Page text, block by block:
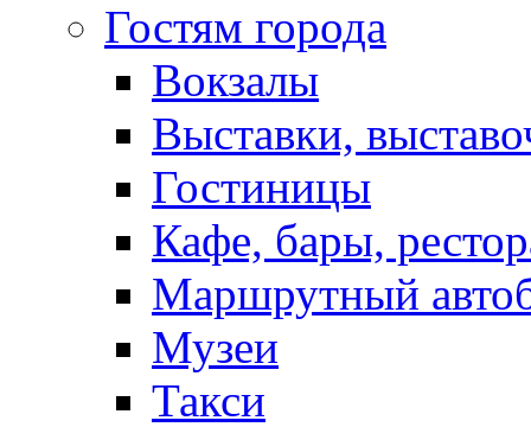
Гостям города
Вокзалы
Выставки,
Гостиницы
Кафе, бары,
Маршрутный
Музеи
Такси